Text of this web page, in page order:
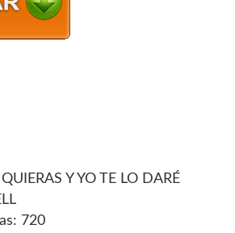
Y YO TE LO DARÉ
720